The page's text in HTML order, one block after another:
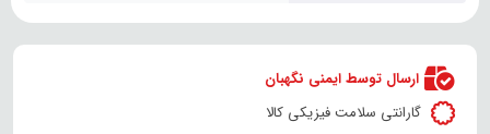
ارسال توسط ایمنی نگهبان
گارانتی سلامت فیزیکی کالا